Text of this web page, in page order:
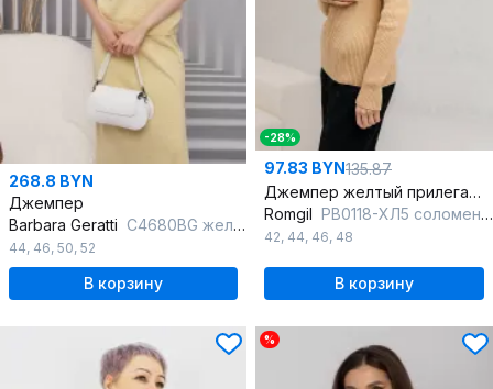
268.8 BYN
Джемпер
Barbara Geratti С4680BG желтый/белый
44, 46, 50, 52
В корзину
-28%
97.83 BYN135.87
Джемпер желтый прилегающего силуэта с V-образным вырезом
Romgil РВ0118-ХЛ5 соломенный
42, 44, 46, 48
В корзину
%